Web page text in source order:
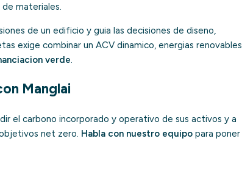
materiales.
de un edificio y guia las decisiones de diseno,
exige combinar un ACV dinamico, energias renovables
verde.
Manglai
el carbono incorporado y operativo de sus activos y a
net zero. Habla con nuestro equipo para poner